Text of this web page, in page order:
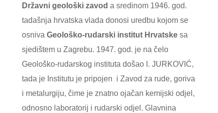
Državni geološki zavod a sredinom 1946. god.
tadašnja hrvatska vlada donosi uredbu kojom se
osniva Geološko-rudarski institut Hrvatskesa
sjedištem u Zagrebu. 1947. god. je na čelo
Geološko-rudarskog instituta došao I. JURKOVIĆ,
tada je Institutu je pripojen i Zavod za rude, goriva
i metalurgiju, čime je znatno ojačan kemijski odjel,
odnosno laboratorij i rudarski odjel. Glavnina